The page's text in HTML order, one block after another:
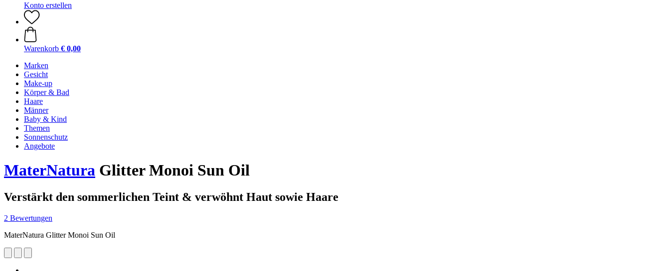
Konto erstellen
Warenkorb € 0,00
Marken
Gesicht
Make-up
Körper & Bad
Haare
Männer
Baby & Kind
Themen
Sonnenschutz
Angebote
MaterNatura Glitter Monoi Sun Oil
Verstärkt den sommerlichen Teint & verwöhnt Haut sowie Haare
2 Bewertungen
MaterNatura Glitter Monoi Sun Oil